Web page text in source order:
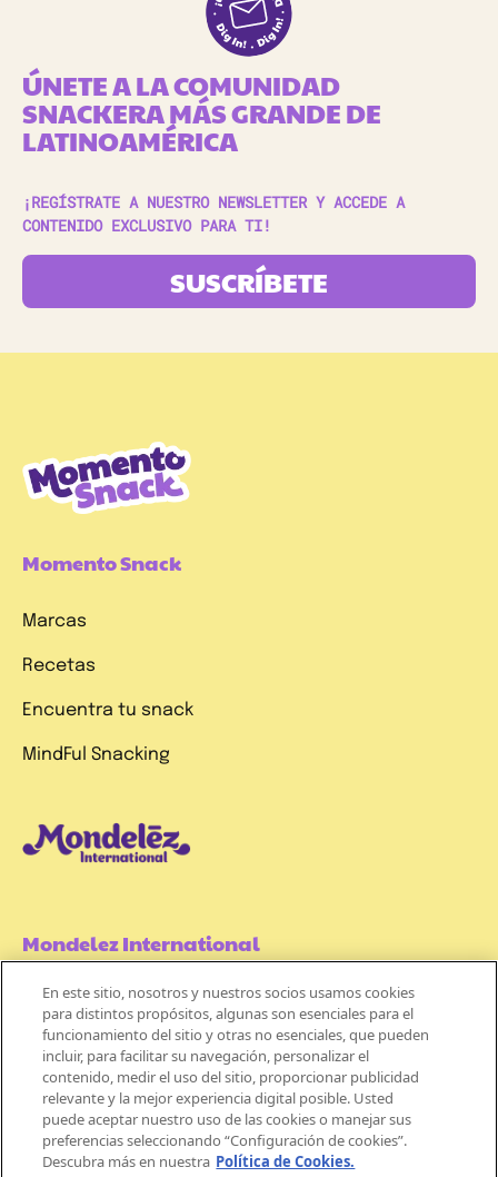
ÚNETE A LA COMUNIDAD
SNACKERA MÁS GRANDE DE
LATINOAMÉRICA
¡REGÍSTRATE A NUESTRO NEWSLETTER Y ACCEDE A
CONTENIDO EXCLUSIVO PARA TI!
SUSCRÍBETE
Momento Snack
Marcas
Recetas
Encuentra tu snack
MindFul Snacking
Mondelez International
Términos de uso
Políticas de Privacidad
Aviso de Cookie
En este sitio, nosotros y nuestros socios usamos cookies
para distintos propósitos, algunas son esenciales para el
funcionamiento del sitio y otras no esenciales, que pueden
incluir, para facilitar su navegación, personalizar el
contenido, medir el uso del sitio, proporcionar publicidad
relevante y la mejor experiencia digital posible. Usted
puede aceptar nuestro uso de las cookies o manejar sus
preferencias seleccionando “Configuración de cookies”.
Descubra más en nuestra Política de Cookies.